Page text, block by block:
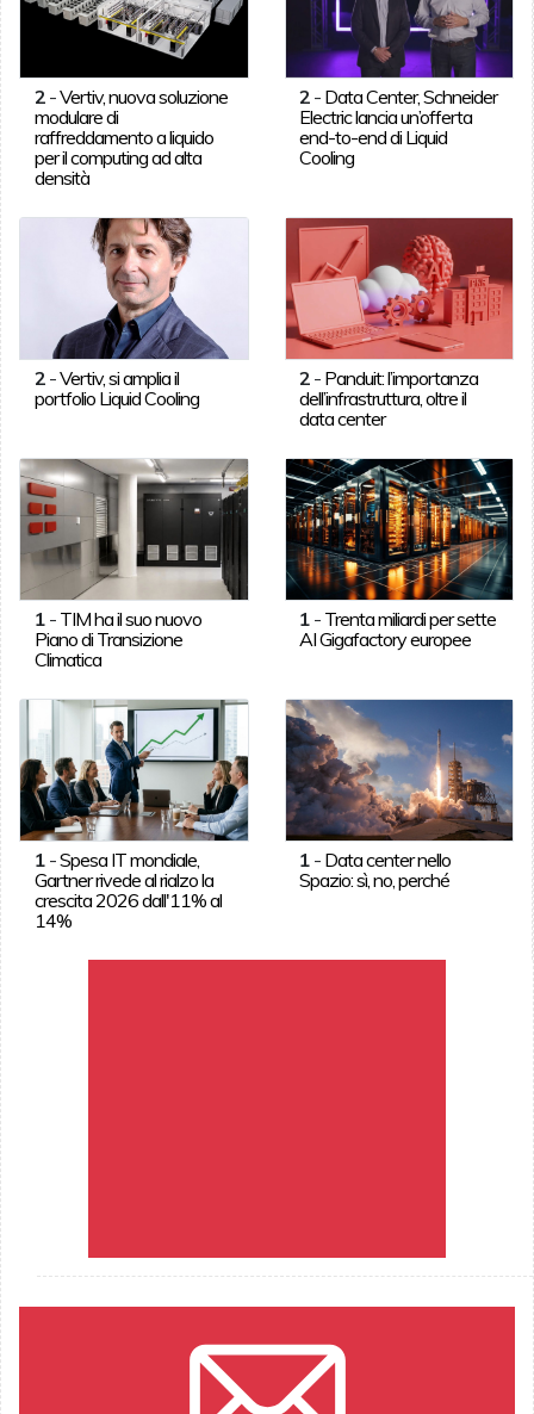
2-Vertiv, nuova soluzione
modulare di
raffreddamento a liquido
per il computing ad alta
densità
2 - Data Center, Schneider
Electric lancia un’offerta
end-to-end di Liquid
Cooling
2-Vertiv, si amplia il
portfolio Liquid Cooling
2 - Panduit: l’importanza
dell’infrastruttura, oltre il
data center
1- TIM ha il suo nuovo
Piano di Transizione
Climatica
1 - Trenta miliardi per sette
AI Gigafactory europee
1-Spesa IT mondiale,
Gartner rivede al rialzo la
crescita 2026 dall'11% al
14%
1 - Data center nello
Spazio: sì, no, perché